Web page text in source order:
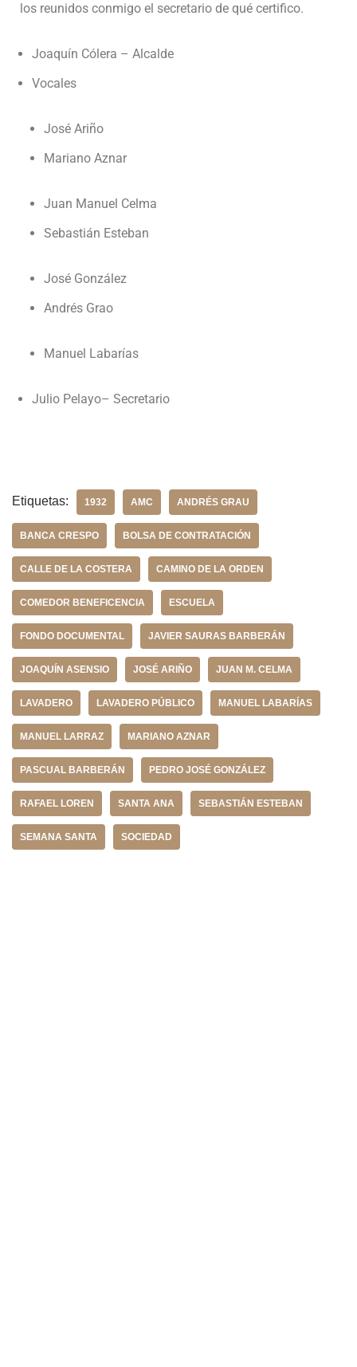
los reunidos conmigo el secretario de qué certifico.
Joaquín Cólera – Alcalde
Vocales
José Ariño
Mariano Aznar
Juan Manuel Celma
Sebastián Esteban
José González
Andrés Grao
Manuel Labarías
Julio Pelayo– Secretario
Etiquetas: 1932 AMC ANDRÉS GRAU
BANCA CRESPO BOLSA DE CONTRATACIÓN
CALLE DE LA COSTERA CAMINO DE LA ORDEN
COMEDOR BENEFICENCIA ESCUELA
FONDO DOCUMENTAL JAVIER SAURAS BARBERÁN
JOAQUÍN ASENSIO JOSÉ ARIÑO JUAN M. CELMA
LAVADERO LAVADERO PÚBLICO MANUEL LABARÍAS
MANUEL LARRAZ MARIANO AZNAR
PASCUAL BARBERÁN PEDRO JOSÉ GONZÁLEZ
RAFAEL LOREN SANTA ANA SEBASTIÁN ESTEBAN
SEMANA SANTA SOCIEDAD